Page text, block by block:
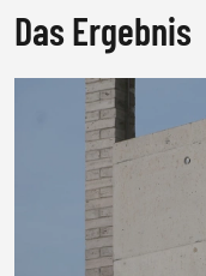
Das Ergebnis